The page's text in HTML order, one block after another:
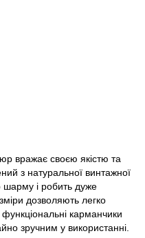
вражає своєю якістю та
з натуральної винтажної
і робить дуже
дозволяють легко
карманчики
зручним у використанні.